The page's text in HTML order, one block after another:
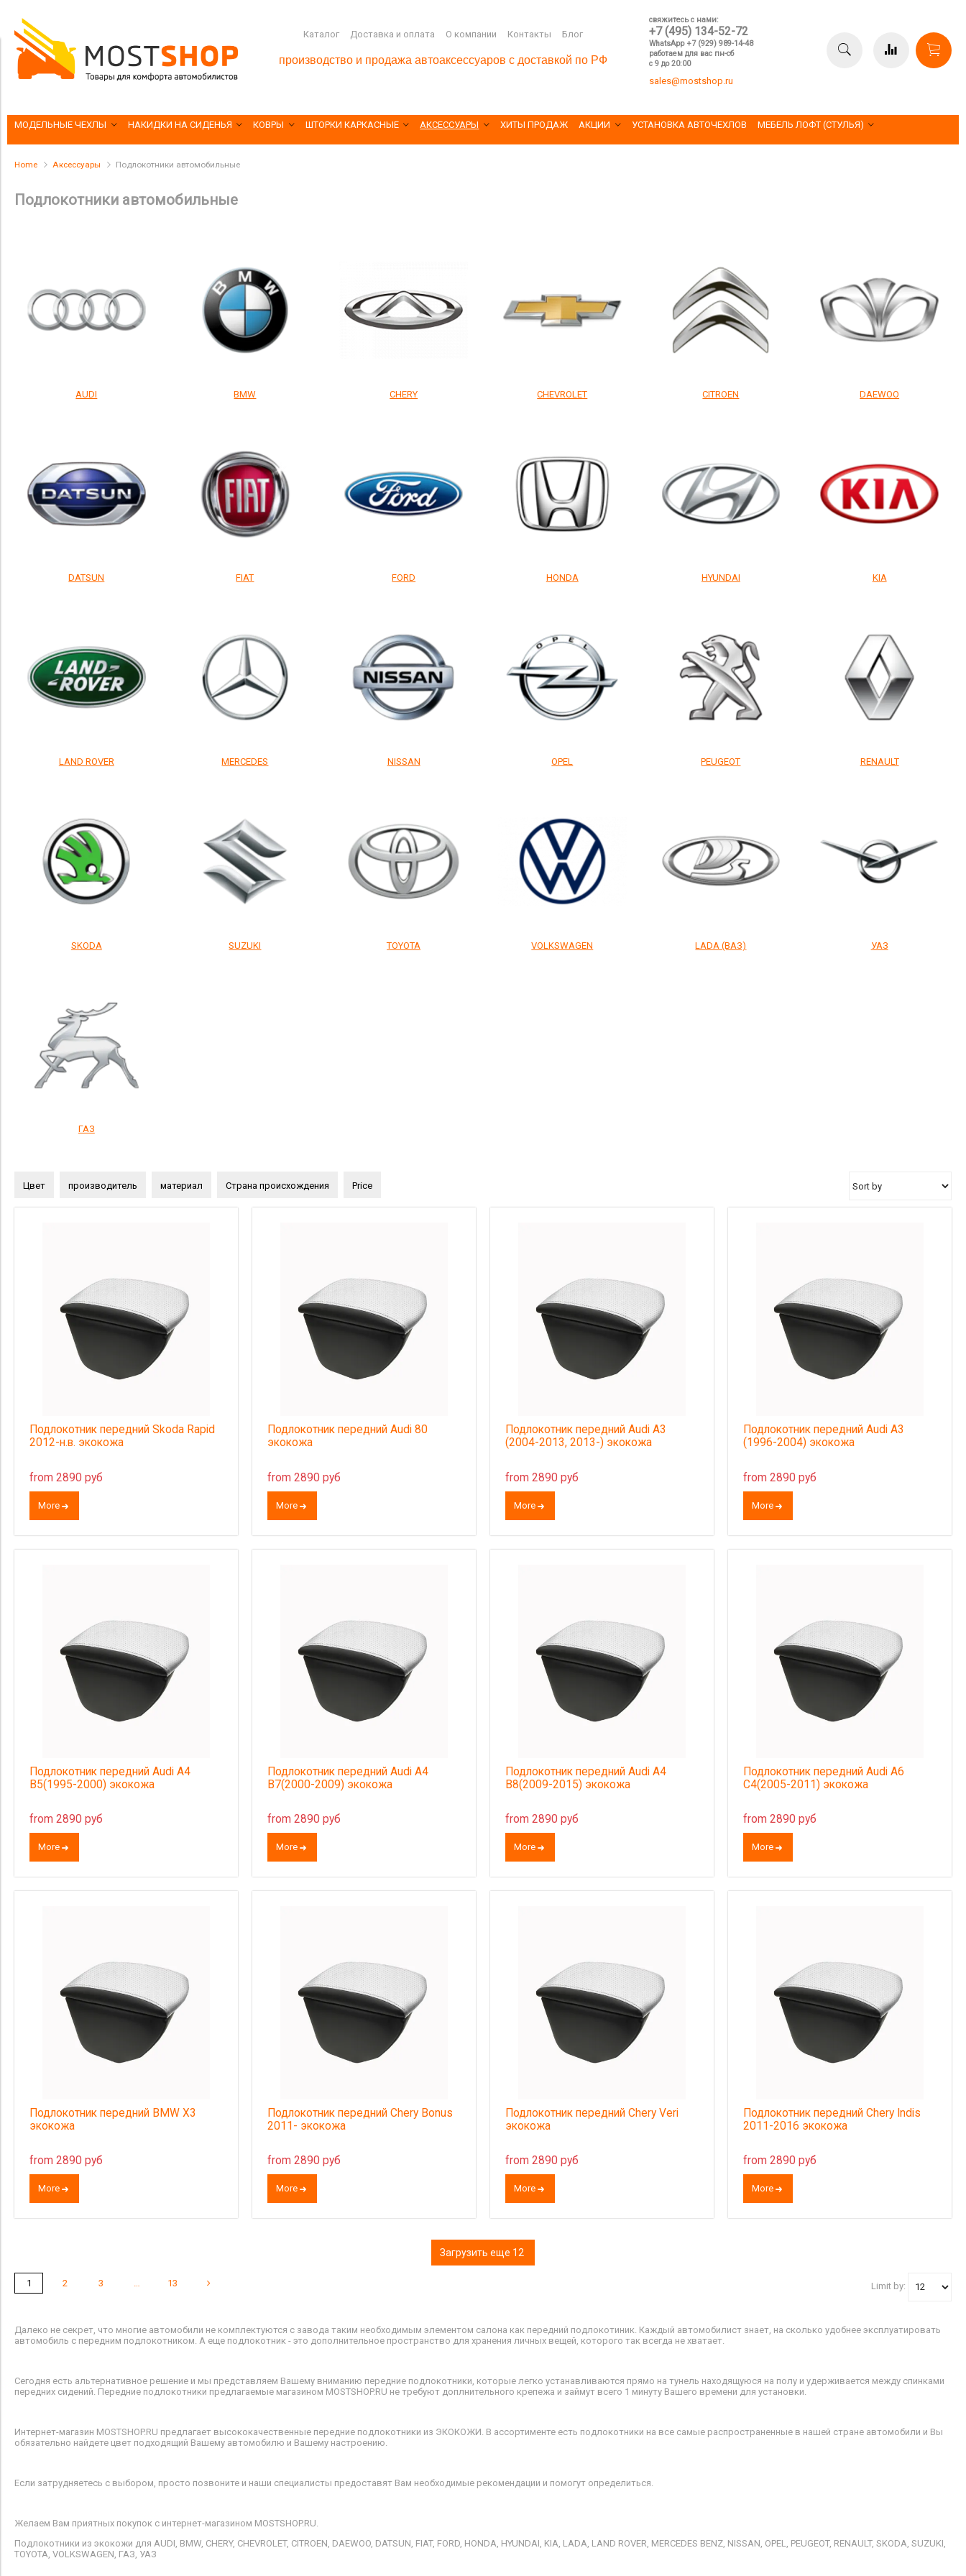
Каталог Доставка и оплата О компании Контакты Блог
производство и продажа автоаксессуаров с доставкой по РФ
свяжитесь с нами:
+7 (495) 134-52-72
WhatsApp +7 (929) 989-14-48
работаем для вас пн-сб
с 9 до 20:00
sales@mostshop.ru
МОДЕЛЬНЫЕ ЧЕХЛЫ НАКИДКИ НА СИДЕНЬЯ КОВРЫ ШТОРКИ КАРКАСНЫЕ АКСЕССУАРЫ ХИТЫ ПРОДАЖ АКЦИИ УСТАНОВКА АВТОЧЕХЛОВ МЕБЕЛЬ ЛОФТ (СТУЛЬЯ)
Home Аксессуары Подлокотники автомобильные
Подлокотники автомобильные
AUDI BMW CHERY CHEVROLET CITROEN DAEWOO
DATSUN FIAT FORD HONDA HYUNDAI KIA
LAND ROVER MERCEDES NISSAN OPEL PEUGEOT RENAULT
SKODA SUZUKI TOYOTA VOLKSWAGEN LADA (ВАЗ) УАЗ
ГАЗ
Цвет производитель материал Страна происхождения Price
Подлокотник передний Skoda Rapid
2012-н.в. экокожа
from 2890 руб
More
Подлокотник передний Audi 80
экокожа
from 2890 руб
More
Подлокотник передний Audi A3
(2004-2013, 2013-) экокожа
from 2890 руб
More
Подлокотник передний Audi A3
(1996-2004) экокожа
from 2890 руб
More
Подлокотник передний Audi A4
B5(1995-2000) экокожа
from 2890 руб
More
Подлокотник передний Audi A4
B7(2000-2009) экокожа
from 2890 руб
More
Подлокотник передний Audi A4
B8(2009-2015) экокожа
from 2890 руб
More
Подлокотник передний Audi A6
C4(2005-2011) экокожа
from 2890 руб
More
Подлокотник передний BMW X3
экокожа
from 2890 руб
More
Подлокотник передний Chery Bonus
2011- экокожа
from 2890 руб
More
Подлокотник передний Chery Veri
экокожа
from 2890 руб
More
Подлокотник передний Chery Indis
2011-2016 экокожа
from 2890 руб
More
Загрузить еще 12
1 2 3 13 Limit by:
Далеко не секрет, что многие автомобили не комплектуются с завода таким необходимым элементом салона как передний подлокотиник. Каждый автомобилист знает, на сколько удобнее эксплуатировать
автомобиль с передним подлокотником. А еще подлокотник - это дополнительное пространство для хранения личных вещей, которого так всегда не хватает.
Сегодня есть альтернативное решение и мы представляем Вашему вниманию передние подлокотники, которые легко устанавливаются прямо на тунель находящуюся на полу и удерживается между спинками
передних сидений. Передние подлокотники предлагаемые магазином MOSTSHOP.RU не требуют доплнительного крепежа и займут всего 1 минуту Вашего времени для установки.
Интернет-магазин MOSTSHOP.RU предлагает высококачественные передние подлокотники из ЭКОКОЖИ. В ассортименте есть подлокотники на все самые распространенные в нашей стране автомобили и Вы
обязательно найдете цвет подходящий Вашему автомобилю и Вашему настроению.
Если затрудняетесь с выбором, просто позвоните и наши специалисты предоставят Вам необходимые рекомендации и помогут определиться.
Желаем Вам приятных покупок с интернет-магазином MOSTSHOP.RU.
Подлокотники из экокожи для AUDI, BMW, CHERY, CHEVROLET, CITROEN, DAEWOO, DATSUN, FIAT, FORD, HONDA, HYUNDAI, KIA, LADA, LAND ROVER, MERCEDES BENZ, NISSAN, OPEL, PEUGEOT, RENAULT, SKODA, SUZUKI,
TOYOTA, VOLKSWAGEN, ГАЗ, УАЗ